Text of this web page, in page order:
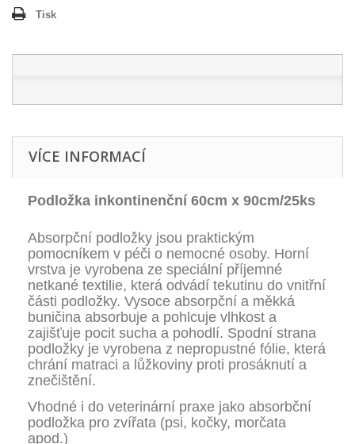
Tisk
VÍCE INFORMACÍ
Podložka inkontinenční 60cm x 90cm/25ks
Absorpční podložky jsou praktickým
pomocníkem v péči o nemocné osoby. Horní
vrstva je vyrobena ze speciální příjemné
netkané textilie, která odvádí tekutinu do vnitřní
části podložky. Vysoce absorpční a měkká
buničina absorbuje a pohlcuje vlhkost a
zajišťuje pocit sucha a pohodlí. Spodní strana
podložky je vyrobena z nepropustné fólie, která
chrání matraci a lůžkoviny proti prosáknutí a
znečištění.
Vhodné i do veterinární praxe jako absorbční
podložka pro zvířata (psi, kočky, morčata
apod.)